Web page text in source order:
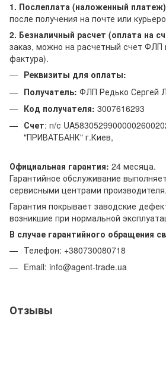
1. Послеплата (наложенный платеж)
после получения на почте или
2. Безналичный расчет (оплата на
заказ, можно на расчетный счет ФЛП
фактура).
Реквизиты для оплаты:
Получатель: ФЛП Редько Сергей
Код получателя: 3007616293
Счет: п/с
"ПРИВАТБАНК" г.Киев,
Официальная гарантия: 24 месяца.
Гарантийное обслуживание
сервисными центрами производителя.
Гарантия покрывает заводские
возникшие при нормальной
В случае гарантийного обращения
Телефон: +380730080718
Email: info@agent-trade.ua
Отзывы